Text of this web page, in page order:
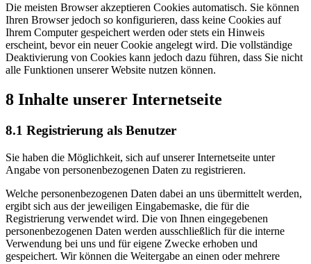
Die meisten Browser akzeptieren Cookies automatisch. Sie können
Ihren Browser jedoch so konfigurieren, dass keine Cookies auf
Ihrem Computer gespeichert werden oder stets ein Hinweis
erscheint, bevor ein neuer Cookie angelegt wird. Die vollständige
Deaktivierung von Cookies kann jedoch dazu führen, dass Sie nicht
alle Funktionen unserer Website nutzen können.
8 Inhalte unserer Internetseite
8.1 Registrierung als Benutzer
Sie haben die Möglichkeit, sich auf unserer Internetseite unter
Angabe von personenbezogenen Daten zu registrieren.
Welche personenbezogenen Daten dabei an uns übermittelt werden,
ergibt sich aus der jeweiligen Eingabemaske, die für die
Registrierung verwendet wird. Die von Ihnen eingegebenen
personenbezogenen Daten werden ausschließlich für die interne
Verwendung bei uns und für eigene Zwecke erhoben und
gespeichert. Wir können die Weitergabe an einen oder mehrere